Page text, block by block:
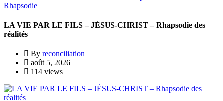
Rhapsodie
LA VIE PAR LE FILS – JÉSUS-CHRIST – Rhapsodie des
réalités
By reconciliation
août 5, 2026
114 views